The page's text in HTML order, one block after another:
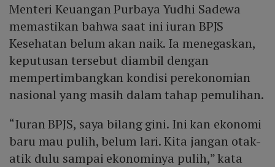
Menteri Keuangan Purbaya Yudhi Sadewa
memastikan bahwa saat ini iuran BPJS
Kesehatan belum akan naik. Ia menegaskan,
keputusan tersebut diambil dengan
mempertimbangkan kondisi perekonomian
nasional yang masih dalam tahap pemulihan.
“Iuran BPJS, saya bilang gini. Ini kan ekonomi
baru mau pulih, belum lari. Kita jangan otak-
atik dulu sampai ekonominya pulih,” kata